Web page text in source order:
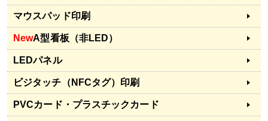
マウスパッド印刷
NewA型看板（非LED）
LEDパネル
ビジタッチ（NFCタグ）印刷
PVCカード・プラスチックカード